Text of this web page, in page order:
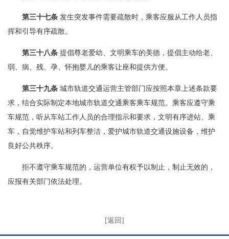
第三十七条 发生突发事件需要疏散时，乘客应服从工作人员指
挥和引导有序疏散。
第三十八条 提倡尊老爱幼、文明乘车的美德，提倡主动给老、
弱、病、残、孕、怀抱婴儿的乘客让座和提供方便。
第三十九条 城市轨道交通运营主管部门应按照本章上述条款要
求，结合实际制定本地城市轨道交通乘客乘车规范。乘客应遵守乘
车规范，听从车站工作人员的合理指示和要求，文明有序进站、乘
车，自觉维护车站和列车整洁，爱护城市轨道交通设施设备，维护
良好公共秩序。
拒不遵守乘车规范的，运营单位有权予以制止，制止无效的，
应报有关部门依法处理。
[返回]